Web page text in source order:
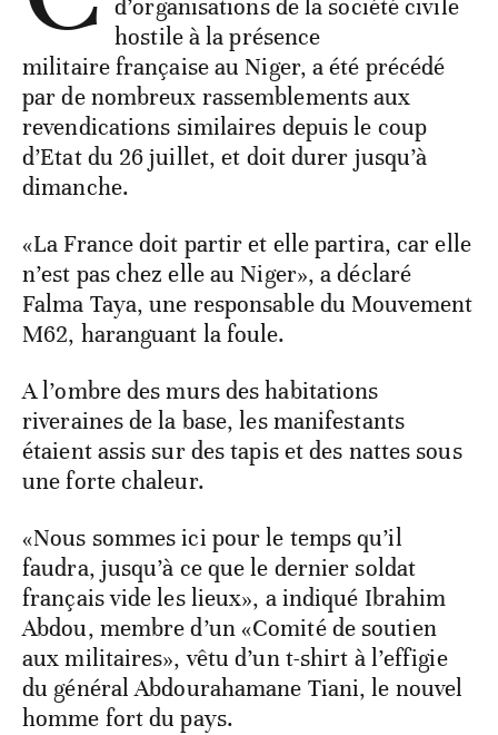
d’organisations de la société civile
hostile à la présence
militaire française au Niger, a été précédé
par de nombreux rassemblements aux
revendications similaires depuis le coup
d’Etat du 26 juillet, et doit durer jusqu’à
dimanche.
«La France doit partir et elle partira, car elle
n’est pas chez elle au Niger», a déclaré
Falma Taya, une responsable du Mouvement
M62, haranguant la foule.
A l’ombre des murs des habitations
riveraines de la base, les manifestants
étaient assis sur des tapis et des nattes sous
une forte chaleur.
«Nous sommes ici pour le temps qu’il
faudra, jusqu’à ce que le dernier soldat
français vide les lieux», a indiqué Ibrahim
Abdou, membre d’un «Comité de soutien
aux militaires», vêtu d’un t-shirt à l’effigie
du général Abdourahamane Tiani, le nouvel
homme fort du pays.